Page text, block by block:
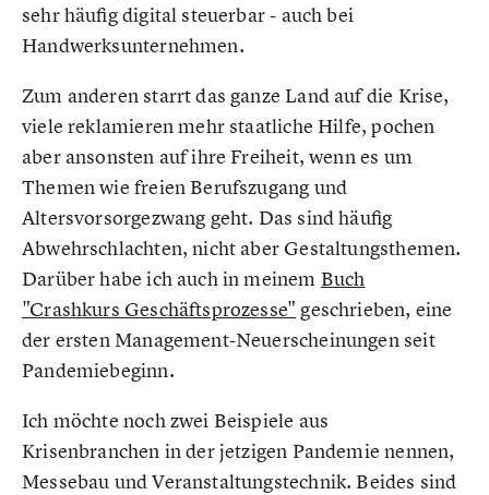
sehr häufig digital steuerbar - auch bei
Handwerksunternehmen.
Zum anderen starrt das ganze Land auf die Krise,
viele reklamieren mehr staatliche Hilfe, pochen
aber ansonsten auf ihre Freiheit, wenn es um
Themen wie freien Berufszugang und
Altersvorsorgezwang geht. Das sind häufig
Abwehrschlachten, nicht aber Gestaltungsthemen.
Darüber habe ich auch in meinem Buch
"Crashkurs Geschäftsprozesse" geschrieben, eine
der ersten Management-Neuerscheinungen seit
Pandemiebeginn.
Ich möchte noch zwei Beispiele aus
Krisenbranchen in der jetzigen Pandemie nennen,
Messebau und Veranstaltungstechnik. Beides sind